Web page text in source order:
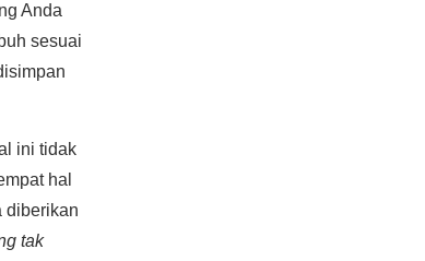
Anda
sesuai
ini tidak
hal
diberikan
tak